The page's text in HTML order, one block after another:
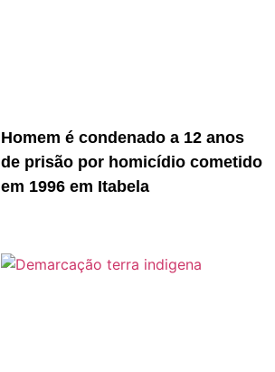
Homem é condenado a 12 anos
de prisão por homicídio cometido
em 1996 em Itabela